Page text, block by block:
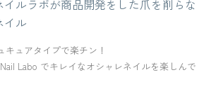
イルラボが商品開発をした爪を削らな
イル
キュアタイプで楽チン！
Labo でキレイなオシャレネイルを楽しんで